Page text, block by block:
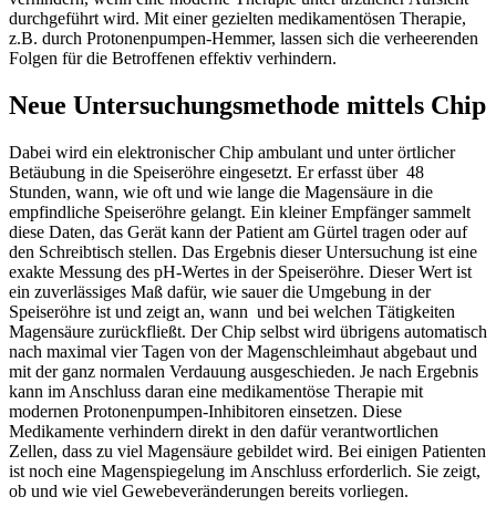
durchgeführt wird. Mit einer gezielten medikamentösen Therapie,
z.B. durch Protonenpumpen-Hemmer, lassen sich die verheerenden
Folgen für die Betroffenen effektiv verhindern.
Neue Untersuchungsmethode mittels Chip
Dabei wird ein elektronischer Chip ambulant und unter örtlicher
Betäubung in die Speiseröhre eingesetzt. Er erfasst über 48
Stunden, wann, wie oft und wie lange die Magensäure in die
empfindliche Speiseröhre gelangt. Ein kleiner Empfänger sammelt
diese Daten, das Gerät kann der Patient am Gürtel tragen oder auf
den Schreibtisch stellen. Das Ergebnis dieser Untersuchung ist eine
exakte Messung des pH-Wertes in der Speiseröhre. Dieser Wert ist
ein zuverlässiges Maß dafür, wie sauer die Umgebung in der
Speiseröhre ist und zeigt an, wann und bei welchen Tätigkeiten
Magensäure zurückfließt. Der Chip selbst wird übrigens automatisch
nach maximal vier Tagen von der Magenschleimhaut abgebaut und
mit der ganz normalen Verdauung ausgeschieden. Je nach Ergebnis
kann im Anschluss daran eine medikamentöse Therapie mit
modernen Protonenpumpen-Inhibitoren einsetzen. Diese
Medikamente verhindern direkt in den dafür verantwortlichen
Zellen, dass zu viel Magensäure gebildet wird. Bei einigen Patienten
ist noch eine Magenspiegelung im Anschluss erforderlich. Sie zeigt,
ob und wie viel Gewebeveränderungen bereits vorliegen.